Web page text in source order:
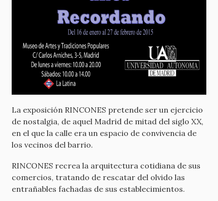
La exposición RINCONES pretende ser un ejercicio
de nostalgia, de aquel Madrid de mitad del siglo XX,
en el que la calle era un espacio de convivencia de
los vecinos del barrio.
RINCONES recrea la arquitectura cotidiana de sus
comercios, tratando de rescatar del olvido las
entrañables fachadas de sus establecimientos.